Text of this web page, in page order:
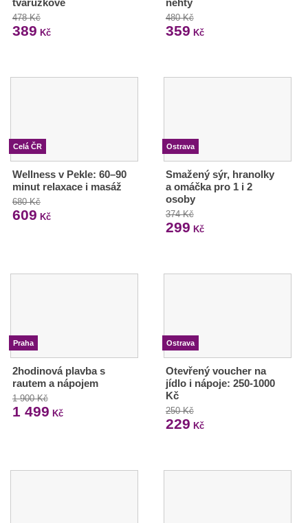
tvarůžkové
478 Kč
389 Kč
nehty
480 Kč
359 Kč
Celá ČR
Wellness v Pekle: 60–90
minut relaxace i masáž
680 Kč
609 Kč
Ostrava
Smažený sýr, hranolky
a omáčka pro 1 i 2
osoby
374 Kč
299 Kč
Praha
2hodinová plavba s
rautem a nápojem
1 900 Kč
1 499 Kč
Ostrava
Otevřený voucher na
jídlo i nápoje: 250-1000
Kč
250 Kč
229 Kč